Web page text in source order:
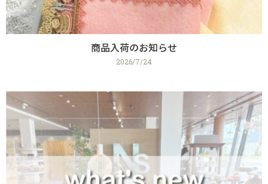
商品入荷のお知らせ
2026/7/24